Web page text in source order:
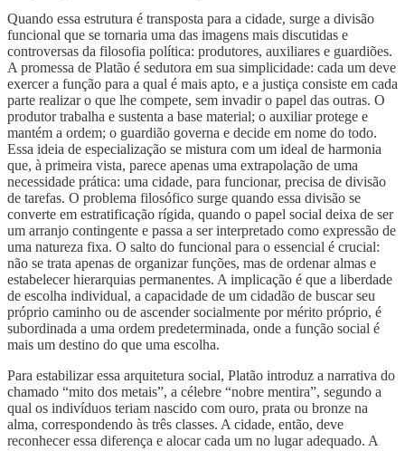
Quando essa estrutura é transposta para a cidade, surge a divisão
funcional que se tornaria uma das imagens mais discutidas e
controversas da filosofia política: produtores, auxiliares e guardiões.
A promessa de Platão é sedutora em sua simplicidade: cada um deve
exercer a função para a qual é mais apto, e a justiça consiste em cada
parte realizar o que lhe compete, sem invadir o papel das outras. O
produtor trabalha e sustenta a base material; o auxiliar protege e
mantém a ordem; o guardião governa e decide em nome do todo.
Essa ideia de especialização se mistura com um ideal de harmonia
que, à primeira vista, parece apenas uma extrapolação de uma
necessidade prática: uma cidade, para funcionar, precisa de divisão
de tarefas. O problema filosófico surge quando essa divisão se
converte em estratificação rígida, quando o papel social deixa de ser
um arranjo contingente e passa a ser interpretado como expressão de
uma natureza fixa. O salto do funcional para o essencial é crucial:
não se trata apenas de organizar funções, mas de ordenar almas e
estabelecer hierarquias permanentes. A implicação é que a liberdade
de escolha individual, a capacidade de um cidadão de buscar seu
próprio caminho ou de ascender socialmente por mérito próprio, é
subordinada a uma ordem predeterminada, onde a função social é
mais um destino do que uma escolha.
Para estabilizar essa arquitetura social, Platão introduz a narrativa do
chamado “mito dos metais”, a célebre “nobre mentira”, segundo a
qual os indivíduos teriam nascido com ouro, prata ou bronze na
alma, correspondendo às três classes. A cidade, então, deve
reconhecer essa diferença e alocar cada um no lugar adequado. A